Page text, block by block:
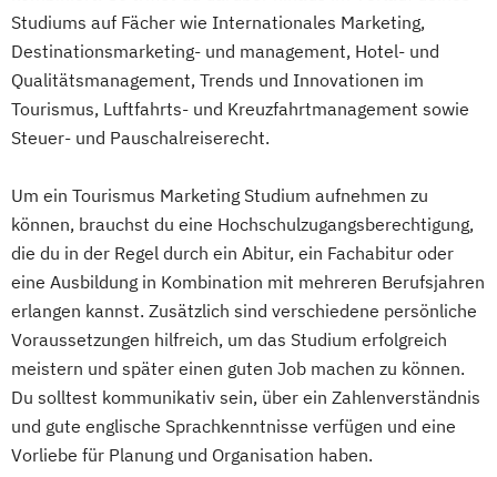
Studiums auf Fächer wie Internationales Marketing,
Destinationsmarketing- und management, Hotel- und
Qualitätsmanagement, Trends und Innovationen im
Tourismus, Luftfahrts- und Kreuzfahrtmanagement sowie
Steuer- und Pauschalreiserecht.
Um ein Tourismus Marketing Studium aufnehmen zu
können, brauchst du eine Hochschulzugangsberechtigung,
die du in der Regel durch ein Abitur, ein Fachabitur oder
eine Ausbildung in Kombination mit mehreren Berufsjahren
erlangen kannst. Zusätzlich sind verschiedene persönliche
Voraussetzungen hilfreich, um das Studium erfolgreich
meistern und später einen guten Job machen zu können.
Du solltest kommunikativ sein, über ein Zahlenverständnis
und gute englische Sprachkenntnisse verfügen und eine
Vorliebe für Planung und Organisation haben.